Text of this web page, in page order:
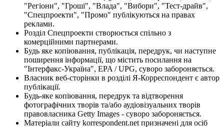
"Регіони", "Гроші", "Влада", "Вибори", "Тест-драйв",
"Спецпроекти", "Промо" публікуються на правах
реклами.
Розділ Спецпроекти створюється спільно з
комерційними партнерами.
Будь яке копіювання, публікація, передрук, чи наступне
поширення інформації, що містить посилання на
"Інтерфакс-Україна", EPA / UPG, суворо забороняється.
Власник веб-сторінки в розділі Я-Корреспондент є автор
публікації.
Будь-яке копіювання, передрук та відтворення
фотографічних творів та/або аудіовізуальних творів
правовласника Getty Images - суворо забороняється.
Матеріали сайту korrespondent.net призначені для осіб